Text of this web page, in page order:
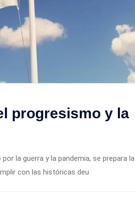
progresismo y la
la guerra y la pandemia, se prepara la
con las históricas deu